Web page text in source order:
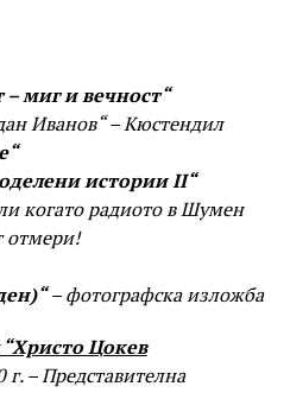
миг и вечност“
Иванов“ – Кюстендил
истории II“
когато радиото в Шумен
отмери!
– фотографска изложба
Цокев
– Представителна